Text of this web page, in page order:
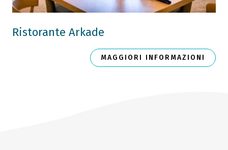
Ristorante Arkade
MAGGIORI INFORMAZIONI